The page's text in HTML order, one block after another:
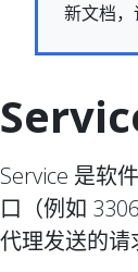
新文档
Service 是软
口（例如
代理发送的请